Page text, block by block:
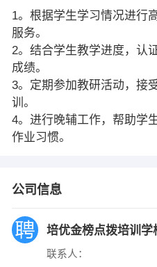
1。根据学生学习情况进行
服务。
2。结合学生教学进度，认
成绩。
3。定期参加教研活动，接
训。
4。进行晚辅工作，帮助学
作业习惯。
公司信息
培优金榜点拨培训学
联系人：